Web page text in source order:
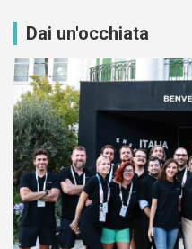
Dai un'occhiata